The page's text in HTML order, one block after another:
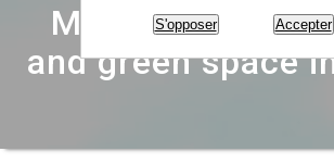
S'opposer Accepter
Maintenance of
and green space